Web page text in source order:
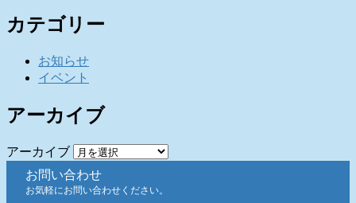
カテゴリー
お知らせ
イベント
アーカイブ
アーカイブ
お問い合わせ
お気軽にお問い合わせください。